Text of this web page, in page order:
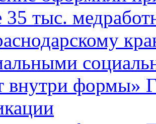
35 тыс.
внутри формы»